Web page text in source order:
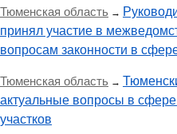
Тюменская область →
принял участие в
вопросам законности в
Тюменская область →
актуальные вопросы в
участков